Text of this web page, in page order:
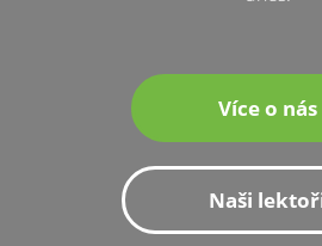
Více o nás
Naši